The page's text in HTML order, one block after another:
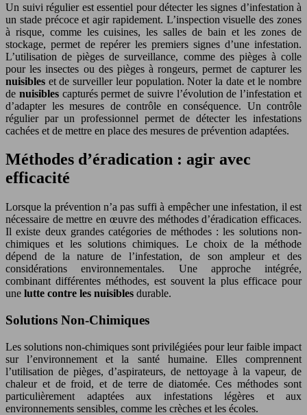
Un suivi régulier est essentiel pour détecter les signes d’infestation à
un stade précoce et agir rapidement. L’inspection visuelle des zones
à risque, comme les cuisines, les salles de bain et les zones de
stockage, permet de repérer les premiers signes d’une infestation.
L’utilisation de pièges de surveillance, comme des pièges à colle
pour les insectes ou des pièges à rongeurs, permet de capturer les
nuisibles et de surveiller leur population. Noter la date et le nombre
de nuisibles capturés permet de suivre l’évolution de l’infestation et
d’adapter les mesures de contrôle en conséquence. Un contrôle
régulier par un professionnel permet de détecter les infestations
cachées et de mettre en place des mesures de prévention adaptées.
Méthodes d’éradication : agir avec
efficacité
Lorsque la prévention n’a pas suffi à empêcher une infestation, il est
nécessaire de mettre en œuvre des méthodes d’éradication efficaces.
Il existe deux grandes catégories de méthodes : les solutions non-
chimiques et les solutions chimiques. Le choix de la méthode
dépend de la nature de l’infestation, de son ampleur et des
considérations environnementales. Une approche intégrée,
combinant différentes méthodes, est souvent la plus efficace pour
une lutte contre les nuisibles durable.
Solutions Non-Chimiques
Les solutions non-chimiques sont privilégiées pour leur faible impact
sur l’environnement et la santé humaine. Elles comprennent
l’utilisation de pièges, d’aspirateurs, de nettoyage à la vapeur, de
chaleur et de froid, et de terre de diatomée. Ces méthodes sont
particulièrement adaptées aux infestations légères et aux
environnements sensibles, comme les crèches et les écoles.